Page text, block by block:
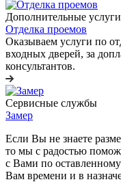
Дополнительные услуги
Отделка проемов
Оказываем услуги по
входных дверей, за
консультантов.
Сервисные службы
Замер
Если Вы не знаете
то мы с радостью
с Вами по
Вам времени и в